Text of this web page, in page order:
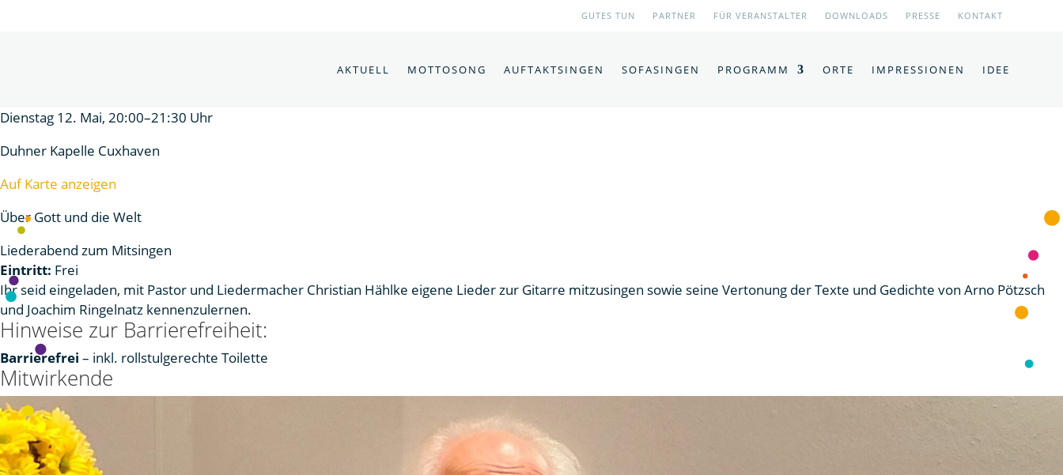
GUTES TUN PARTNER FÜR VERANSTALTER DOWNLOADS PRESSE KONTAKT
AKTUELL MOTTOSONG AUFTAKTSINGEN SOFASINGEN PROGRAMM ORTE IMPRESSIONEN IDEE
Dienstag 12. Mai, 20:00–21:30 Uhr
Duhner Kapelle Cuxhaven
Auf Karte anzeigen
Über Gott und die Welt
Liederabend zum Mitsingen
Eintritt: Frei
Ihr seid eingeladen, mit Pastor und Liedermacher Christian Hählke eigene Lieder zur Gitarre mitzusingen sowie seine Vertonung der Texte und Gedichte von Arno Pötzsch
und Joachim Ringelnatz kennenzulernen.
Hinweise zur Barrierefreiheit:
Barrierefrei – inkl. rollstulgerechte Toilette
Mitwirkende